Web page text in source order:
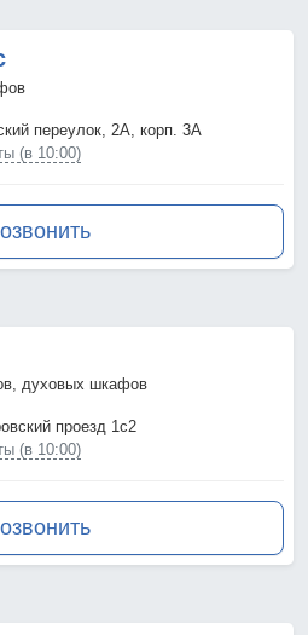
переулок, 2А, корп. 3А
(в 10:00)
духовых шкафов
проезд 1с2
(в 10:00)